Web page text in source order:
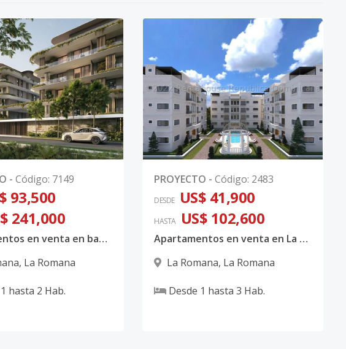
- Código: 7149
93,500
241,000
Apartamentos en venta en bayahibe
, La Romana
1 hasta 2 Hab.
PROYECTO - Código: 2483
DESDE US$ 41,900
HASTA US$ 102,600
Apartamentos en venta en La Romana
La Romana, La Romana
Desde 1 hasta 3 Hab.